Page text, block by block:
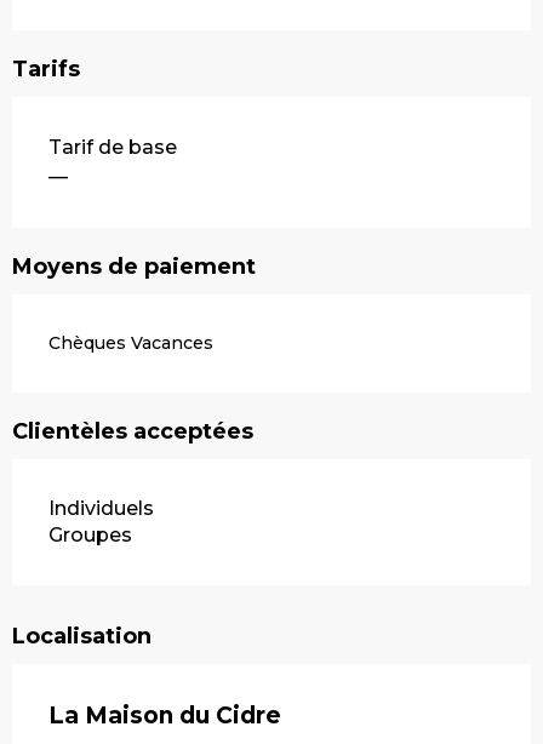
Tarifs
Tarifs 2026
Tarif de base
—
Moyens de paiement
Chèques Vacances
Clientèles acceptées
Individuels
Groupes
Localisation
La Maison du Cidre